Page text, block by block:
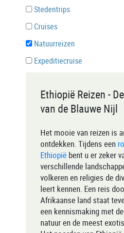
Stedentrips
Cruises
Natuurreizen
Expeditiecruise
Ethiopië Reizen -
van de Blauwe Nijl
Het mooie van reizen is
ontdekken. Tijdens een
Ethiopiëbent u er zeker
verschillende
volkeren en religies de
leert kennen. Een reis
Afrikaanse land staat
een kennismaking met
natuur en de meest